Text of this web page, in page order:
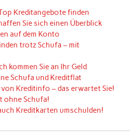
Kreditangebote finden
Sie sich einen Überblick
auf dem Konto
trotz Schufa – mit
kommen Sie an Ihr Geld
Schufa und Kreditflat
von Kreditinfo – das erwartet Sie!
ohne Schufa!
Kreditkarten umschulden!